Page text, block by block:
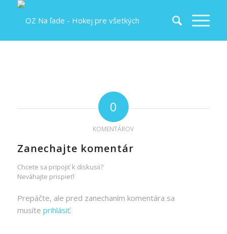
0
KOMENTÁROV
Zanechajte komentár
Chcete sa pripojiť k diskusii?
Neváhajte prispieť!
Prepáčte, ale pred zanechaním komentára sa
musíte prihlásiť.